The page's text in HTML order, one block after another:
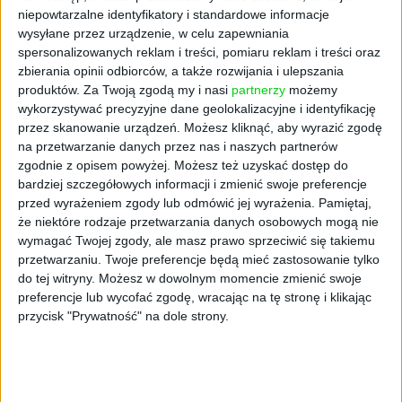
niepowtarzalne identyfikatory i standardowe informacje
wysyłane przez urządzenie, w celu zapewniania
spersonalizowanych reklam i treści, pomiaru reklam i treści oraz
zbierania opinii odbiorców, a także rozwijania i ulepszania
produktów. Za Twoją zgodą my i nasi partnerzy możemy
wykorzystywać precyzyjne dane geolokalizacyjne i identyfikację
przez skanowanie urządzeń. Możesz kliknąć, aby wyrazić zgodę
na przetwarzanie danych przez nas i naszych partnerów
zgodnie z opisem powyżej. Możesz też uzyskać dostęp do
bardziej szczegółowych informacji i zmienić swoje preferencje
przed wyrażeniem zgody lub odmówić jej wyrażenia.
Pamiętaj,
że niektóre rodzaje przetwarzania danych osobowych mogą nie
wymagać Twojej zgody, ale masz prawo sprzeciwić się takiemu
przetwarzaniu. Twoje preferencje będą mieć zastosowanie tylko
do tej witryny. Możesz w dowolnym momencie zmienić swoje
preferencje lub wycofać zgodę, wracając na tę stronę i klikając
przycisk "Prywatność" na dole strony.
składnik, który wstrząsnął
działalnością Avonu
Talk, naturalny minerał powszechnie
stosowany w kosmetyce, stał się głównym
punktem zapalnym dla Avonu. Firma jest
obecnie obciążona 386 pozwami sądowymi, w
których oskarża się ją o użycie talku
(uznawanego za rakotwórczy) w swoich
produktach sprzedawanych przed 2016
rokiem. W obliczu tych oskarżeń Avon wydał
już 225 milionów dolarów na obronę prawną.
Choć zarząd firmy podkreśla, że wszystkie